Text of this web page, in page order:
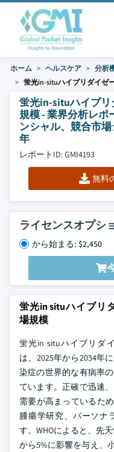
ホーム ヘルスケア 分析
蛍光in-situハイブリダイゼ
蛍光in-situハイブリ
規模 - 業界分析レ
ンシャル、競合市
年
レポートID: GMI4193
無料
ライセンスオプシ
から始まる: $2,450
蛍光in situハイブリ
場規模
蛍光in situハイブリダ
は、2025年から2034年
染症の世界的な有病率
ています。正確で迅速
需要が高まっているた
腫瘍学研究、パーソナ
す。WHOによると、先
から5%に影響を与え、